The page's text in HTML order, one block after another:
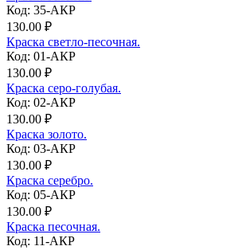
Код: 35-АКР
130.00 ₽
Краска светло-песочная.
Код: 01-АКР
130.00 ₽
Краска серо-голубая.
Код: 02-АКР
130.00 ₽
Краска золото.
Код: 03-АКР
130.00 ₽
Краска серебро.
Код: 05-АКР
130.00 ₽
Краска песочная.
Код: 11-АКР